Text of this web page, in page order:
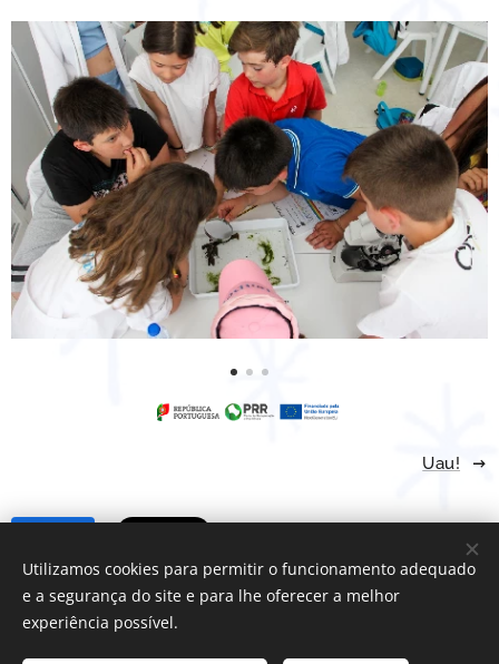
Uau!
Utilizamos cookies para permitir o funcionamento adequado
e a segurança do site e para lhe oferecer a melhor
experiência possível.